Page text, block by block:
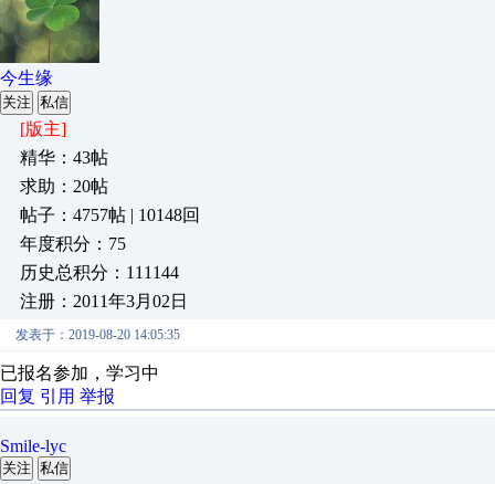
今生缘
关注 私信
[版主]
精华：43帖
求助：20帖
帖子：4757帖 | 10148回
年度积分：75
历史总积分：111144
注册：2011年3月02日
发表于：2019-08-20 14:05:35
已报名参加，学习中
回复 引用 举报
Smile-lyc
关注 私信